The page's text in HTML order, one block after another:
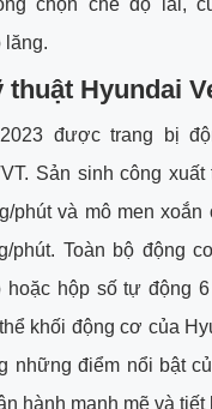
chọn chế độ lái,
lăng.
Hyundai
được trang bị
Sản sinh công
phút và mô men
phút. Toàn bộ động
hoặc hộp số tự động
khối động cơ của
những điểm nổi bật
hành mạnh mẽ và tiết